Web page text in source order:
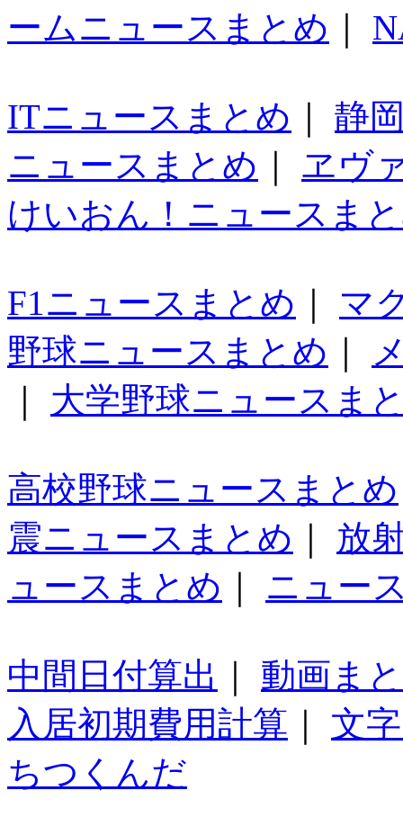
ームニュースまとめ
ITニュースまとめ
静
ニュースまとめ
ヱヴ
けいおん！ニュースま
F1ニュースまとめ
マ
野球ニュースまとめ
大学野球ニュースま
高校野球ニュースまとめ
震ニュースまとめ
放
ュースまとめ
ニュー
中間日付算出
動画ま
入居初期費用計算
文
ちつくんだ